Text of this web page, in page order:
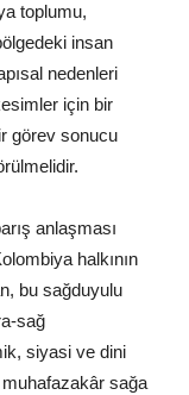
toplumu,
insan
nedenleri
için bir
görev sonucu
anlaşması
halkının
bu sağduyulu
sağ
siyasi ve dini
muhafazakâr sağa